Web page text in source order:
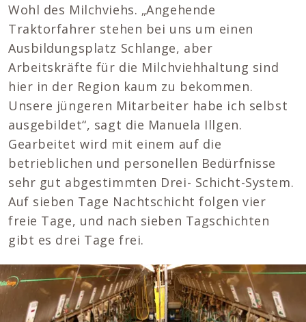
Wohl des Milchviehs. „Angehende
Traktorfahrer stehen bei uns um einen
Ausbildungsplatz Schlange, aber
Arbeitskräfte für die Milchviehhaltung sind
hier in der Region kaum zu bekommen.
Unsere jüngeren Mitarbeiter habe ich selbst
ausgebildet“, sagt die Manuela Illgen.
Gearbeitet wird mit einem auf die
betrieblichen und personellen Bedürfnisse
sehr gut abgestimmten Drei- Schicht-System.
Auf sieben Tage Nachtschicht folgen vier
freie Tage, und nach sieben Tagschichten
gibt es drei Tage frei.